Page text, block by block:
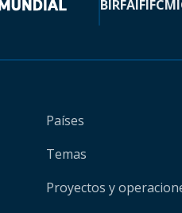
BIRFAIFIFC
Países
Temas
Proyectos y